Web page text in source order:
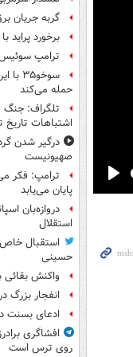
گربه جریان
برخورد پراید با تیر برق ۲
ترامپ سوئیس
حمله می‌کند
تلگراف: جنگ
اشتباهات تاریخ
درگیر شدن
صهیونیست
ترامپ: فکر
پایان می‌یابد
دروازه‌بان
استقلال
استقبال خاص
حسینی
واکنش بقائی
انفجار بزرگ
ادعای بسنت
افشاگری
روی ترس است